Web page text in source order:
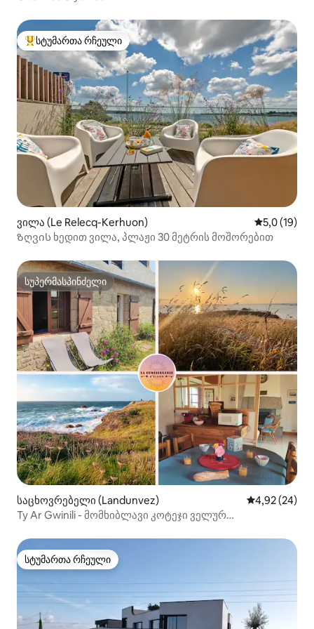
სტუმართა რჩეული მოწინავე ვარიანტი
სტუმართა რჩეული
ვილა (Le Relecq-Kerhuon) საშუალო
5,0 (19)
Ზღვის ხედით ვილა, პლაჟი 30 მეტრის მოშორებით
სუპერმასპინძელი
სუპერმასპინძელი
საცხოვრებელი (Landunvez) საშუალო
4,92 (24)
Ty Ar Gwinili - მომხიბლავი კოტეჯი ველურ
სტუმართა რჩეული
სტუმართა რჩეული